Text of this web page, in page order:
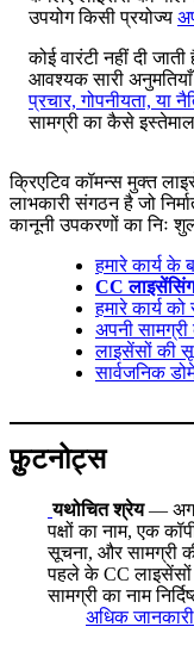
उपयोग किसी प्रयोज्य
कोई वारंटी नहीं दी
आवश्यक सारी
प्रचार, गोपनीयता, या
सामग्री का कैसे
क्रिएटिव कॉमन्स मुक्त
लाभकारी संगठन है जो
कानूनी उपकरणों का निः
हमारे कार्य के
CC
हमारे कार्य
अपनी
लाइसेंसों की
सार्वजनिक
फ़ुटनोट्स
यथोचित श्रेय— अगर
पक्षों का नाम, एक
सूचना, और सामग्री
पहले के CC
सामग्री का नाम
अधिक जानकारी